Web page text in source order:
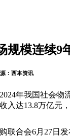
规模连续9
：西本资讯
年我国社会物
入达13.8万亿元
联合会6月27日